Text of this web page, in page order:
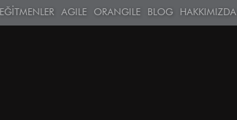
EĞİTMENLER AGILE ORANGILE BLOG HAKKIMIZDA